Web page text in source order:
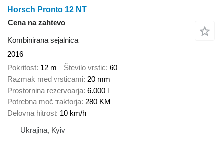
Horsch Pronto 12 NT
Cena na zahtevo
Kombinirana sejalnica
2016
Pokritost 12 m Število vrstic 60
Razmak med vrsticami 20 mm
Prostornina rezervoarja 6.000 l
Potrebna moč traktorja 280 KM
Delovna hitrost 10 km/h
Ukrajina, Kyiv